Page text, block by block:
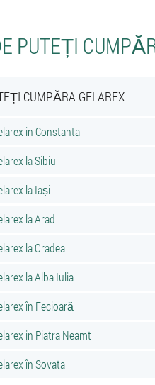
PUTEȚI
CUMPĂRA GELAREX
in Constanta
la Sibiu
la Iași
la Arad
la Oradea
la Alba Iulia
în Fecioară
in Piatra Neamt
în Sovata